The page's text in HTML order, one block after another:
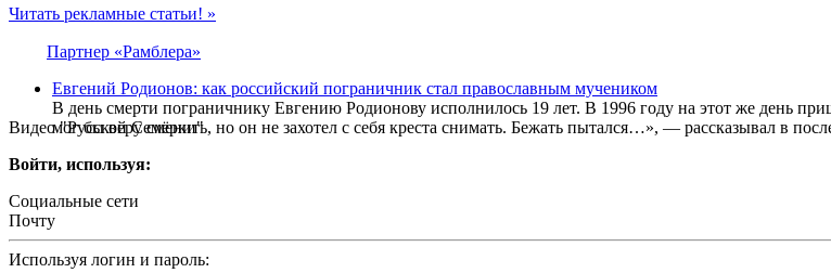
Видео "Русской Семёрки"
Читать рекламные статьи! »
Партнер «Рамблера»
Евгений Родионов: как российский пограничник стал православным мучеником
В день смерти пограничнику Евгению Родионову исполнилось 19 лет. В 1996 году на этот же день
мог бы веру сменить, но он не захотел с себя креста снимать. Бежать пытался…», — рассказывал в
Войти, используя:
Социальные сети
Почту
Используя логин и пароль: